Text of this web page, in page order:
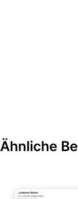
Ähnliche